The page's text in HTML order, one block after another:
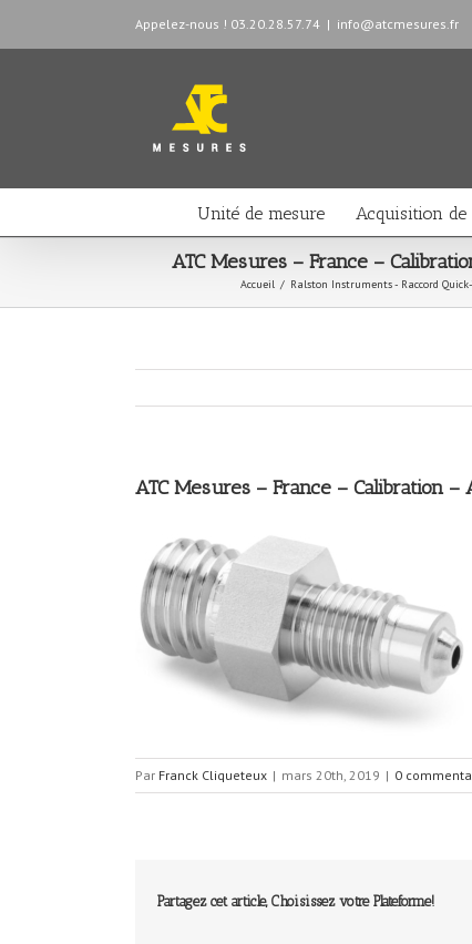
Appelez-nous ! 03.20.28.57.74 | info@atcmesures.fr
Unité de mesure Acquisition de
ATC Mesures – France –
Accueil / Ralston Instruments - Raccord
ATC Mesures – France – Calibration
Par Franck Cliqueteux | mars 20th, 2019 | 0
Partagez cet article, Choisissez votre Plateforme!